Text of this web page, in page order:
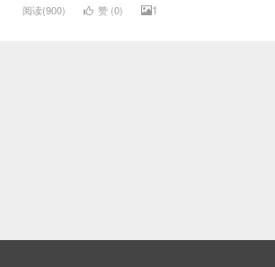
阅读(900) 赞 (0) 1